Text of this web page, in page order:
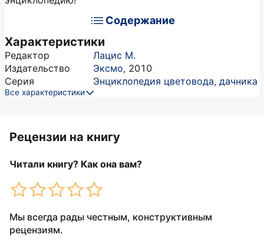
Содержание
Характеристики
Редактор
Лацис М.
Издательство
Эксмо, 2010
Серия
Энциклопедия цветовода, дачника
Все характеристики
Рецензии на книгу
Читали книгу? Как она вам?
Мы всегда рады честным, конструктивным
рецензиям.